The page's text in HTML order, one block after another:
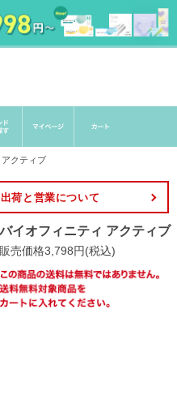
クティブ
荷と営業について
バイオフィニティ アクティブ
販売価格3,798円(税込)